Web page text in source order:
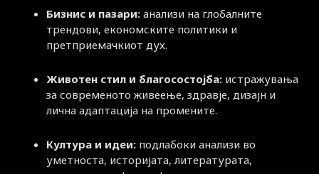
Бизнис и пазари: анализи на глобалните
трендови, економските политики и
претприемачкиот дух.
Животен стил и благосостојба: истражувања
за современото живеење, здравје, дизајн и
лична адаптација на промените.
Култура и идеи: подлабоки анализи во
уметноста, историјата, литературата,